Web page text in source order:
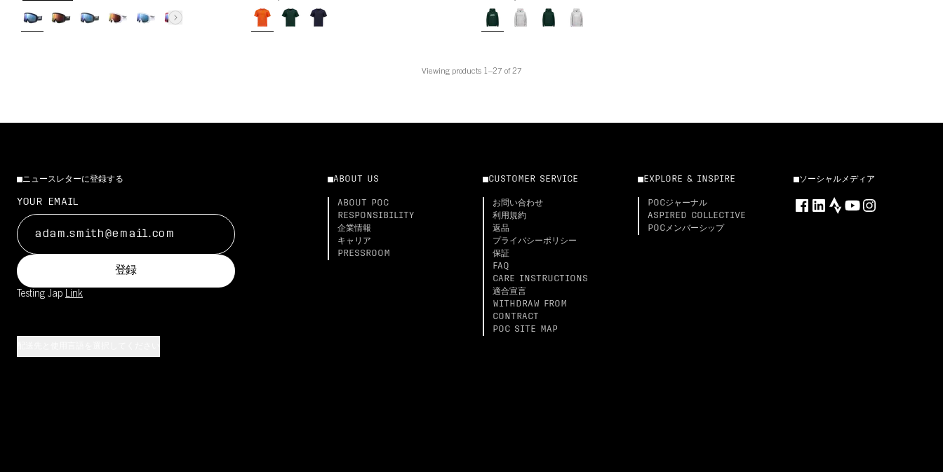
Viewing products 1–27 of 27
ニュースレターに登録する
YOUR EMAIL
登録
Testing Jap Link
ABOUT US
ABOUT POC
RESPONSIBILITY
企業情報
キャリア
PRESSROOM
CUSTOMER SERVICE
お問い合わせ
利用規約
返品
プライバシーポリシー
保証
FAQ
CARE INSTRUCTIONS
適合宣言
WITHDRAW FROM
CONTRACT
POC SITE MAP
EXPLORE & INSPIRE
POCジャーナル
ASPIRED COLLECTIVE
POCメンバーシップ
ソーシャルメディア